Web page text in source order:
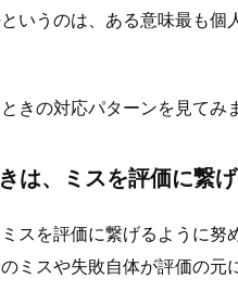
いうのは、ある意味最も
きの対応パターンを見てみ
は、ミスを評価に繋
スを評価に繋げるように努
ミスや失敗自体が評価の元